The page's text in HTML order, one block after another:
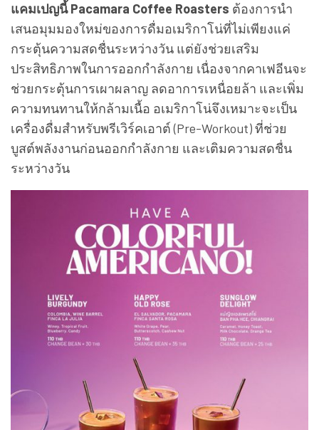
แคมเปญนี้ Pacamara Coffee Roasters ต้องการนำ
เสนอมุมมองใหม่ของการดื่มอเมริกาโน่ที่ไม่เพียงแค่
กระตุ้นความสดชื่นระหว่างวัน แต่ยังช่วยเสริม
ประสิทธิภาพในการออกกำลังกาย เนื่องจากคาเฟอีนจะ
ช่วยกระตุ้นการเผาผลาญ ลดอาการเหนื่อยล้า และเพิ่ม
ความทนทานให้กล้ามเนื้อ อเมริกาโน่จึงเหมาะจะเป็น
เครื่องดื่มสำหรับพรีเวิร์คเอาต์ (Pre-Workout) ที่ช่วย
บูสต์พลังงานก่อนออกกำลังกาย และเติมความสดชื่น
ระหว่างวัน